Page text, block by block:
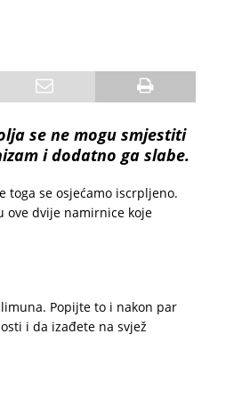
se ne mogu smjestiti
i dodatno ga slabe.
toga se osjećamo iscrpljeno.
ove dvije namirnice koje
Popijte to i nakon par
i da izađete na svjež